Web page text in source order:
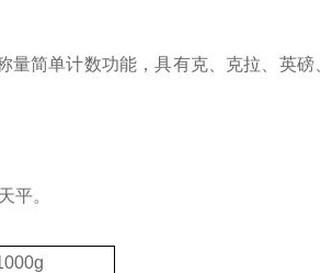
量简单计数功能，具有克、克拉、英
平。